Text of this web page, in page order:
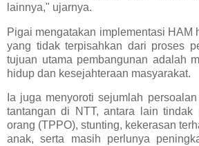
lainnya," ujarnya.
Pigai mengatakan implementasi HAM
yang tidak terpisahkan dari proses
tujuan utama pembangunan adalah
hidup dan kesejahteraan masyarakat.
Ia juga menyoroti sejumlah
tantangan di NTT, antara lain tindak
orang (TPPO), stunting, kekerasan
anak, serta masih perlunya